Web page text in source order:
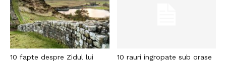
10 fapte despre Zidul lui
10 rauri ingropate sub orase